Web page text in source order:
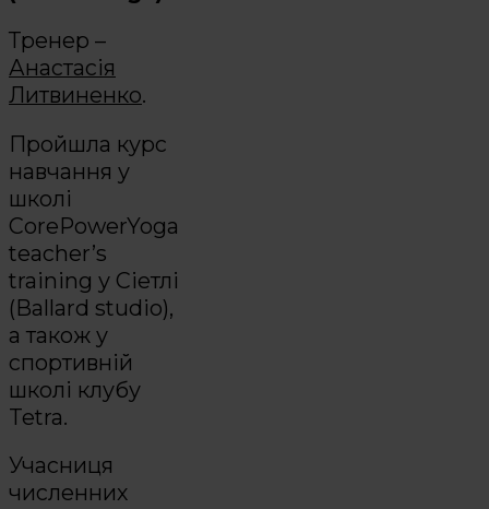
Тренер –
Анастасія
Литвиненко.
Пройшла курс
навчання у
школі
CorePowerYoga
teacher’s
training у Сіетлі
(Ballard studio),
а також у
спортивній
школі клубу
Tetra.
Учасниця
численних